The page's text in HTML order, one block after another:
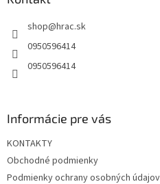
shop@hrac.sk
0950596414
0950596414
Informácie pre vás
KONTAKTY
Obchodné podmienky
Podmienky ochrany osobných údajov